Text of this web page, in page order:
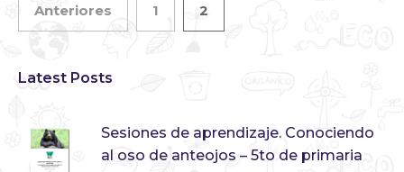
Anteriores 1 2
Latest Posts
Sesiones de aprendizaje. Conociendo
al oso de anteojos – 5to de primaria